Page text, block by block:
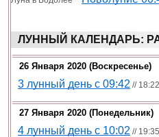
ЛУННЫЙ КАЛЕНДАРЬ:
26 Января 2020 (воскресенье)
3 лунный день с 09:42 //
27 Января 2020 (понедельник)
4 лунный день с 10:02 // 19:35